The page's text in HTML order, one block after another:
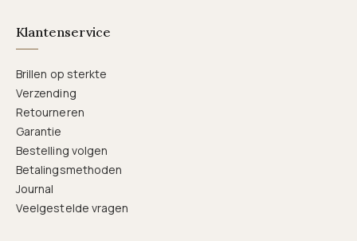
Klantenservice
Brillen op sterkte
Verzending
Retourneren
Garantie
Bestelling volgen
Betalingsmethoden
Journal
Veelgestelde vragen